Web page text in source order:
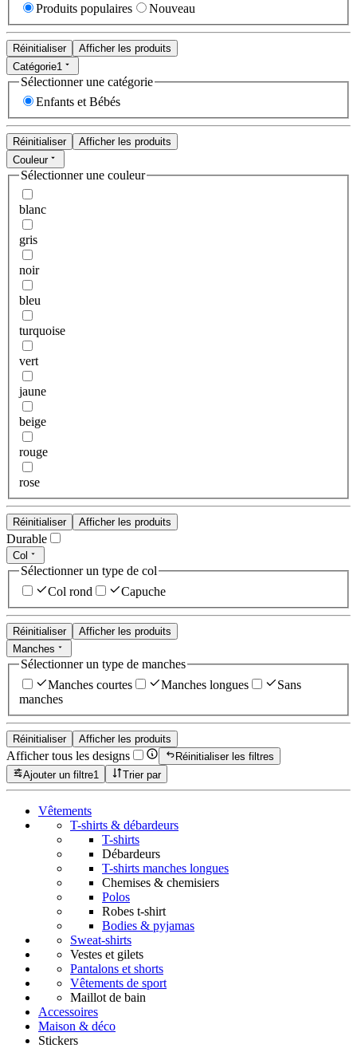
Produits populaires Nouveau
Réinitialiser
Afficher les produits
Catégorie1
Sélectionner une catégorie
Enfants et Bébés
Réinitialiser
Afficher les produits
Couleur
Sélectionner une couleur
blanc
gris
noir
bleu
turquoise
vert
jaune
beige
rouge
rose
Réinitialiser Afficher les produits
Durable
Col
Sélectionner un type de col
Col rond
Capuche
Réinitialiser
Afficher les produits
Manches
Sélectionner un type de manches
Manches courtes
Manches longues
Sans
manches
Réinitialiser Afficher les produits
Afficher tous les designs
Réinitialiser les filtres
Ajouter un filtre1 Trier par
Vêtements
T-shirts & débardeurs
T-shirts
Débardeurs
T-shirts manches longues
Chemises & chemisiers
Polos
Robes t-shirt
Bodies & pyjamas
Sweat-shirts
Vestes et gilets
Pantalons et shorts
Vêtements de sport
Maillot de bain
Accessoires
Maison & déco
Stickers